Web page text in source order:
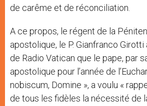
de carême et de réconciliation.
A ce propos, le régent de la
apostolique, le P. Gianfranco
de Radio Vatican que le pape, par
apostolique pour l’année de
nobiscum, Domine », a voulu «
de tous les fidèles la nécessité de